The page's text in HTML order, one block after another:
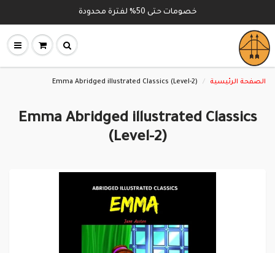
خصومات حتى 50% لفترة محدودة
الصفحة الرئيسية Emma Abridged illustrated Classics (Level-2)
Emma Abridged illustrated Classics
(Level-2)